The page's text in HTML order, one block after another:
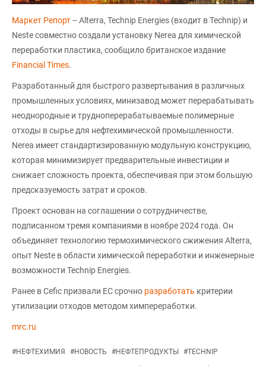
Маркет Репорт-- Alterra, Technip Energies (входит в Technip) и
Neste совместно создали установку Nerea для химической
переработки пластика, сообщило британское издание
Financial Times.
Разработанный для быстрого развертывания в различных
промышленных условиях, минизавод может перерабатывать
неоднородные и трудноперерабатываемые полимерные
отходы в сырье для нефтехимической промышленности.
Nerea имеет стандартизированную модульную конструкцию,
которая минимизирует предварительные инвестиции и
снижает сложность проекта, обеспечивая при этом большую
предсказуемость затрат и сроков.
Проект основан на соглашении о сотрудничестве,
подписанном тремя компаниями в ноябре 2024 года. Он
объединяет технологию термохимического сжижения Alterra,
опыт Neste в области химической переработки и инженерные
возможности Technip Energies.
Ранее в Сefic призвали ЕС срочно разработать критерии
утилизации отходов методом химпереработки.
mrc.ru
#НЕФТЕХИМИЯ #НОВОСТЬ #НЕФТЕПРОДУКТЫ #TECHNIP